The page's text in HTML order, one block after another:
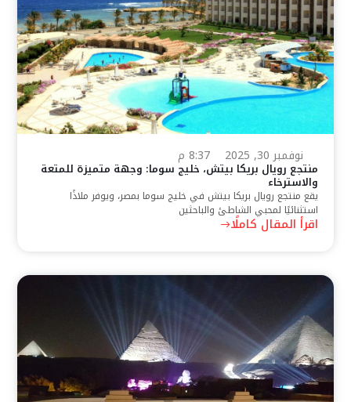
نوفمبر 30, 2025 8:37 م
منتجع رويال بريكا بيتش، خليج سوما: وجهة متميزة للمتعة
والاسترخاء
يقع منتجع رويال بريكا بيتش في خليج سوما بمصر، ويوفر ملاذًا
استثنائيًا لمحبي الشاطئ والباحثين
اقرأ المقال كاملًا